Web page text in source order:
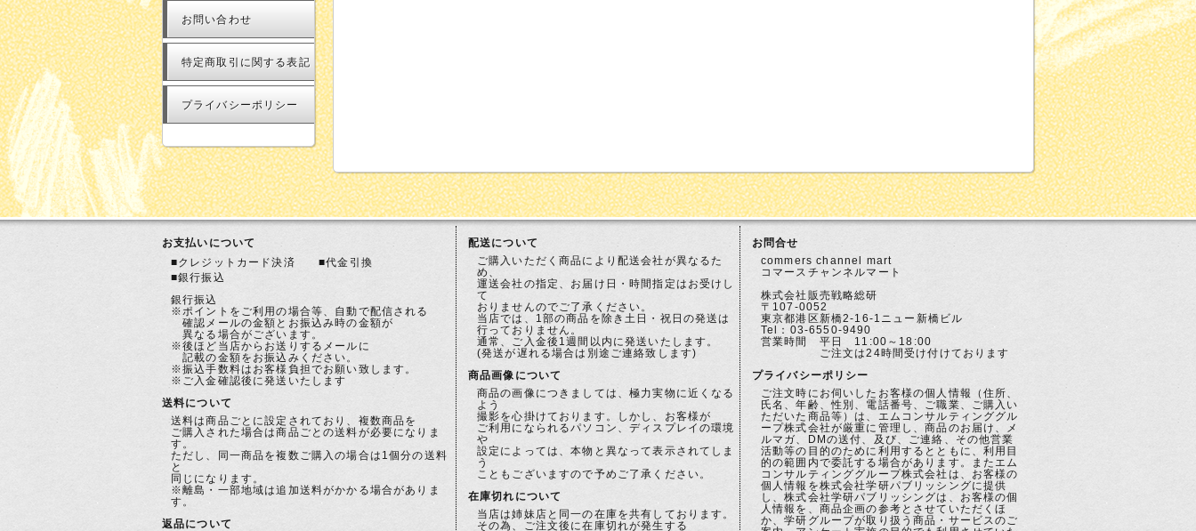
お問い合わせ
特定商取引に関する表記
プライバシーポリシー
お支払いについて
■クレジットカード決済 ■代金引換
■銀行振込
銀行振込
※ポイントをご利用の場合等、自動で配信される
確認メールの金額とお振込み時の金額が
異なる場合がございます。
※後ほど当店からお送りするメールに
記載の金額をお振込みください。
※振込手数料はお客様負担でお願い致します。
※ご入金確認後に発送いたします
送料について
送料は商品ごとに設定されており、複数商品を
ご購入された場合は商品ごとの送料が必要になりま
す。
ただし、同一商品を複数ご購入の場合は1個分の送料
と
同じになります。
※離島・一部地域は追加送料がかかる場合がありま
す。
返品について
配送について
ご購入いただく商品により配送会社が異なるた
め、
運送会社の指定、お届け日・時間指定はお受けし
て
おりませんのでご了承ください。
当店では、1部の商品を除き土日・祝日の発送は
行っておりません。
通常、ご入金後1週間以内に発送いたします。
(発送が遅れる場合は別途ご連絡致します)
商品画像について
商品の画像につきましては、極力実物に近くなる
よう
撮影を心掛けております。しかし、お客様が
ご利用になられるパソコン、ディスプレイの環境
や
設定によっては、本物と異なって表示されてしま
う
こともございますので予めご了承ください。
在庫切れについて
当店は姉妹店と同一の在庫を共有しております。
その為、ご注文後に在庫切れが発生する
お問合せ
commers channel mart
コマースチャンネルマート
株式会社販売戦略総研
〒107-0052
東京都港区新橋2-16-1ニュー新橋ビル
Tel：03-6550-9490
営業時間 平日 11:00～18:00
ご注文は24時間受け付けております
プライバシーポリシー
ご注文時にお伺いしたお客様の個人情報（住所、
氏名、年齢、性別、電話番号、ご職業、ご購入い
ただいた商品等）は、エムコンサルティンググル
ープ株式会社が厳重に管理し、商品のお届け、メ
ルマガ、DMの送付、及び、ご連絡、その他営業
活動等の目的のために利用するとともに、利用目
的の範囲内で委託する場合があります。またエム
コンサルティンググループ株式会社は、お客様の
個人情報を株式会社学研パブリッシングに提供
し、株式会社学研パブリッシングは、お客様の個
人情報を、商品企画の参考とさせていただくほ
か、学研グループが取り扱う商品・サービスのご